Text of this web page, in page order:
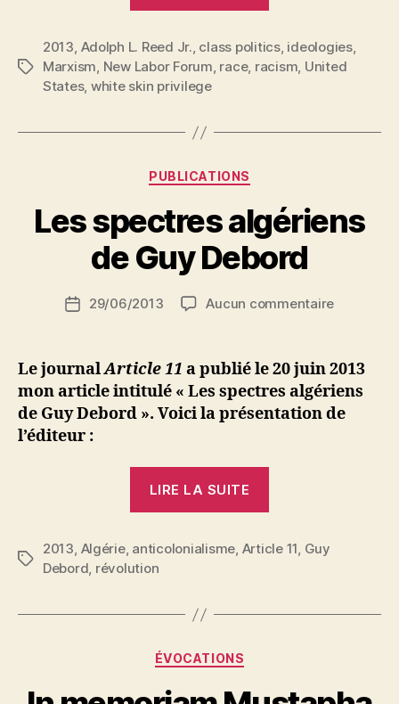
:
Marx,
Étiquettes
2013, Adolph L. Reed Jr., class politics, ideologies,
Marxism, New Labor Forum, race, racism, United
States, white skin privilege
Catégories
PUBLICATIONS
Les spectres algériens
de Guy Debord
de
N
d
b
i
M
u
s
Date29/06/2013 Aucun commentairesur
algériens
de
Guy
Debord
Le journalArticle 11 a publié le 20 juin 2013
mon article intitulé « Les spectres algériens
de Guy Debord ». Voici la présentation de
l’éditeur :
LIRE LA SUITE
de
Étiquettes
2013, Algérie, anticolonialisme, Article 11, Guy
Debord, révolution
Catégories
ÉVOCATIONS
a